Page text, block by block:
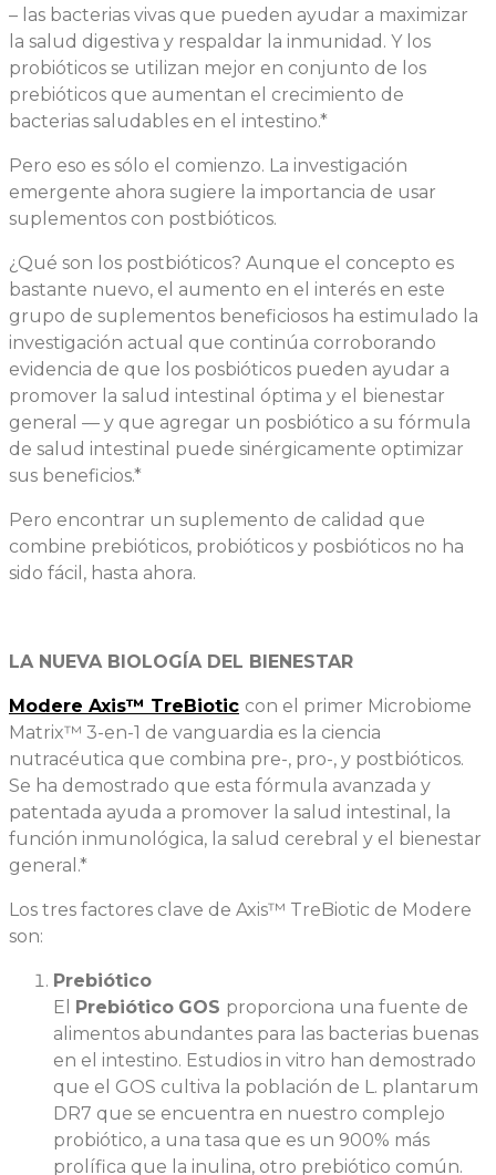
– las bacterias vivas que pueden ayudar a maximizar
la salud digestiva y respaldar la inmunidad. Y los
probióticos se utilizan mejor en conjunto de los
prebióticos que aumentan el crecimiento de
bacterias saludables en el intestino.*
Pero eso es sólo el comienzo. La investigación
emergente ahora sugiere la importancia de usar
suplementos con postbióticos.
¿Qué son los postbióticos? Aunque el concepto es
bastante nuevo, el aumento en el interés en este
grupo de suplementos beneficiosos ha estimulado la
investigación actual que continúa corroborando
evidencia de que los posbióticos pueden ayudar a
promover la salud intestinal óptima y el bienestar
general — y que agregar un posbiótico a su fórmula
de salud intestinal puede sinérgicamente optimizar
sus beneficios.*
Pero encontrar un suplemento de calidad que
combine prebióticos, probióticos y posbióticos no ha
sido fácil, hasta ahora.
LA NUEVA BIOLOGÍA DEL BIENESTAR
Modere Axis™ TreBiotic con el primer Microbiome
Matrix™ 3-en-1 de vanguardia es la ciencia
nutracéutica que combina pre-, pro-, y postbióticos.
Se ha demostrado que esta fórmula avanzada y
patentada ayuda a promover la salud intestinal, la
función inmunológica, la salud cerebral y el bienestar
general.*
Los tres factores clave de Axis™ TreBiotic de Modere
son:
Prebiótico
El Prebiótico GOS proporciona una fuente de
alimentos abundantes para las bacterias buenas
en el intestino. Estudios in vitro han demostrado
que el GOS cultiva la población de L. plantarum
DR7 que se encuentra en nuestro complejo
probiótico, a una tasa que es un 900% más
prolífica que la inulina, otro prebiótico común.